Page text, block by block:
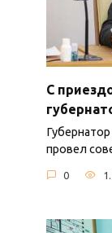
С
провел
0